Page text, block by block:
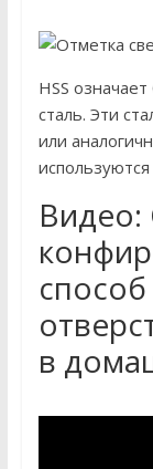
HSS
сталь. Эти
или
Видео:
в